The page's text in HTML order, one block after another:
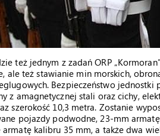
też jednym z zadań ORP
ale też stawianie min morskich,
Bezpieczeństwo
z amagnetycznej stali oraz cichy,
szerokość 10,3 metra. Zostanie
pojazdy podwodne, 23-mm
armatę kalibru 35 mm, a także dwa